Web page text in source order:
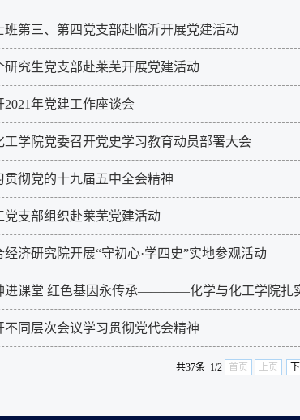
班第三、第四党支部赴临沂开展党建活动
研究生党支部赴莱芜开展党建活动
2021年党建工作座谈会
工学院党委召开党史学习教育动员部署大会
贯彻党的十九届五中全会精神
党支部组织赴莱芜党建活动
经济研究院开展“守初心·学四史”实地参观活动
进课堂 红色基因永传承————化学与化工学院扎
不同层次会议学习贯彻党代会精神
共37条 1/2 首页 上页